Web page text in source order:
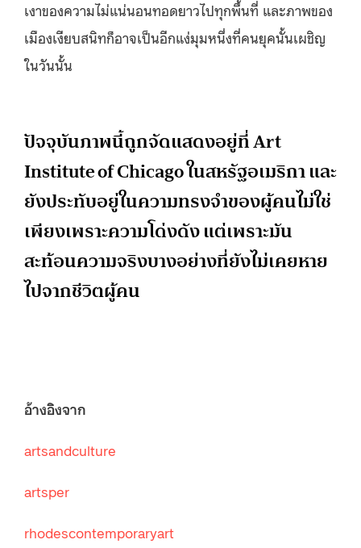
เงาของความไม่แน่นอนทอดยาวไปทุกพื้นที่ และภาพของ
เมืองเงียบสนิทก็อาจเป็นอีกแง่มุมหนึ่งที่คนยุคนั้นเผชิญ
ในวันนั้น
ปัจจุบันภาพนี้ถูกจัดแสดงอยู่ที่ Art
Institute of Chicago ในสหรัฐอเมริกา และ
ยังประทับอยู่ในความทรงจำของผู้คนไม่ใช่
เพียงเพราะความโด่งดัง แต่เพราะมัน
สะท้อนความจริงบางอย่างที่ยังไม่เคยหาย
ไปจากชีวิตผู้คน
อ้างอิงจาก
artsandculture
artsper
rhodescontemporaryart